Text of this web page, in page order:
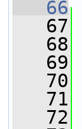
   66
   67
   68
   69
   70
   71
   72